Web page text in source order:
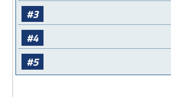
#3
#4
#5